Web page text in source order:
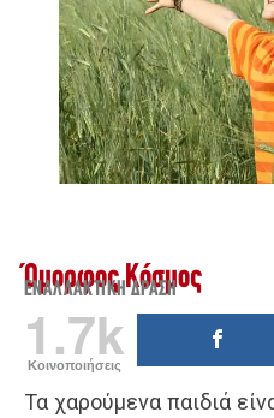
Όμορφος Κόσμος
ΕΝΑΛΛΑΚΤΙΚΉ ΔΡΆΣΗ
1.7k
Κοινοποιήσεις
Τα χαρούμενα παιδιά